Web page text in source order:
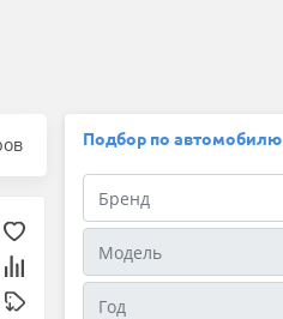
Подбор по автомобилю